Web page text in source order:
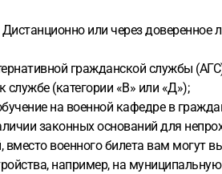
или через доверенное
гражданской службы
(категории «В» или «Д»);
на военной кафедре в
законных оснований для
военного билета вам
например, на